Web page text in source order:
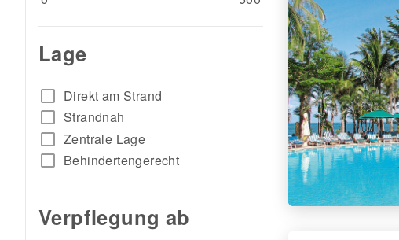
Lage
check_box_outline_blank Direkt am Strand
check_box_outline_blank Strandnah
check_box_outline_blank Zentrale Lage
check_box_outline_blank Behindertengerecht
Verpflegung ab